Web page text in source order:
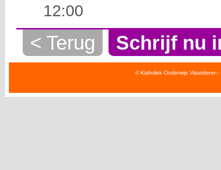
12:00
< Terug Schrijf nu
© Katholiek Onderwijs Vlaanderen